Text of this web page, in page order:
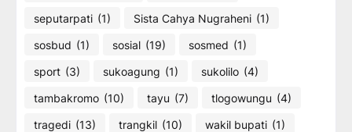
seputarpati (1) Sista Cahya Nugraheni (1)
sosbud (1) sosial (19) sosmed (1)
sport (3) sukoagung (1) sukolilo (4)
tambakromo (10) tayu (7) tlogowungu (4)
tragedi (13) trangkil (10) wakil bupati (1)